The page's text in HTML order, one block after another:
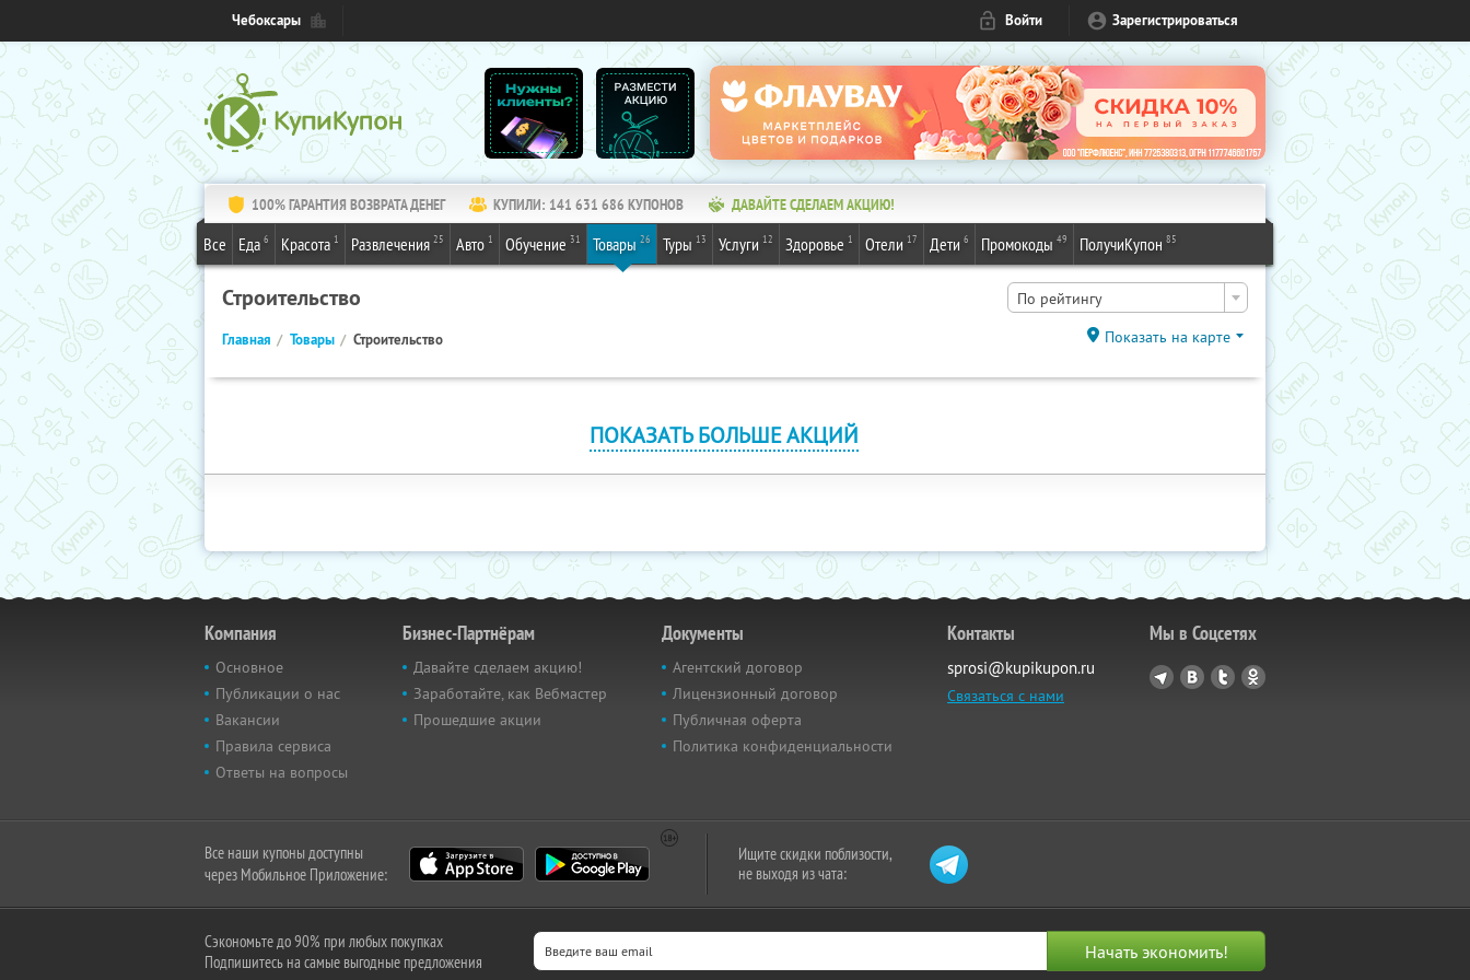
Чебоксары Войти Зарегистрироваться
100% ГАРАНТИЯ ВОЗВРАТА ДЕНЕГ КУПИЛИ: 141 631 686 КУПОНОВ ДАВАЙТЕ СДЕЛАЕМ АКЦИЮ!
Все Еда 6 Красота 1 Развлечения 25 Авто 1 Обучение 31 Товары 26 Туры 13 Услуги 12 Здоровье 1 Отели 17 Дети 6 Промокоды 49 ПолучиКупон 85
Строительство По рейтингу
Главная Товары Строительство Показать на карте
ПОКАЗАТЬ БОЛЬШЕ АКЦИЙ
Компания
Основное
Публикации о нас
Вакансии
Правила сервиса
Ответы на вопросы
Бизнес-Партнёрам
Давайте сделаем акцию!
Заработайте, как Вебмастер
Прошедшие акции
Документы
Агентский договор
Лицензионный договор
Публичная оферта
Политика конфиденциальности
Контакты
sprosi@kupikupon.ru
Связаться с нами
Мы в Соцсетях
Все наши купоны доступны
через Мобильное Приложение:
Ищите скидки поблизости,
не выходя из чата:
Сэкономьте до 90% при любых покупках
Подпишитесь на самые выгодные предложения